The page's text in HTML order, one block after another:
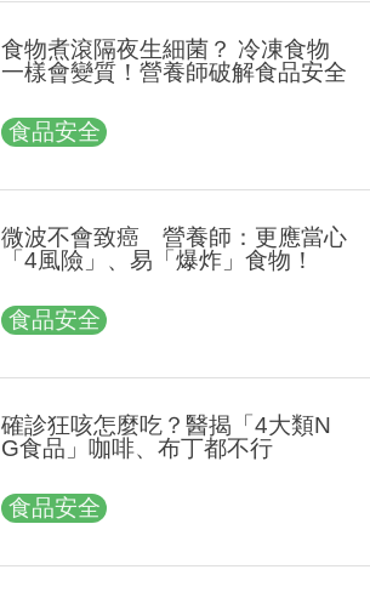
食物煮滾隔夜生細菌？ 冷凍食物
一樣會變質！營養師破解食品安全
食品安全
微波不會致癌 營養師：更應當心
「4風險」、易「爆炸」食物！
食品安全
確診狂咳怎麼吃？醫揭「4大類N
G食品」咖啡、布丁都不行
食品安全